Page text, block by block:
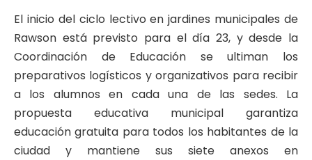
El inicio del ciclo lectivo en jardines municipales de
Rawson está previsto para el día 23, y desde la
Coordinación de Educación se ultiman los
preparativos logísticos y organizativos para recibir
a los alumnos en cada una de las sedes. La
propuesta educativa municipal garantiza
educación gratuita para todos los habitantes de la
ciudad y mantiene sus siete anexos en